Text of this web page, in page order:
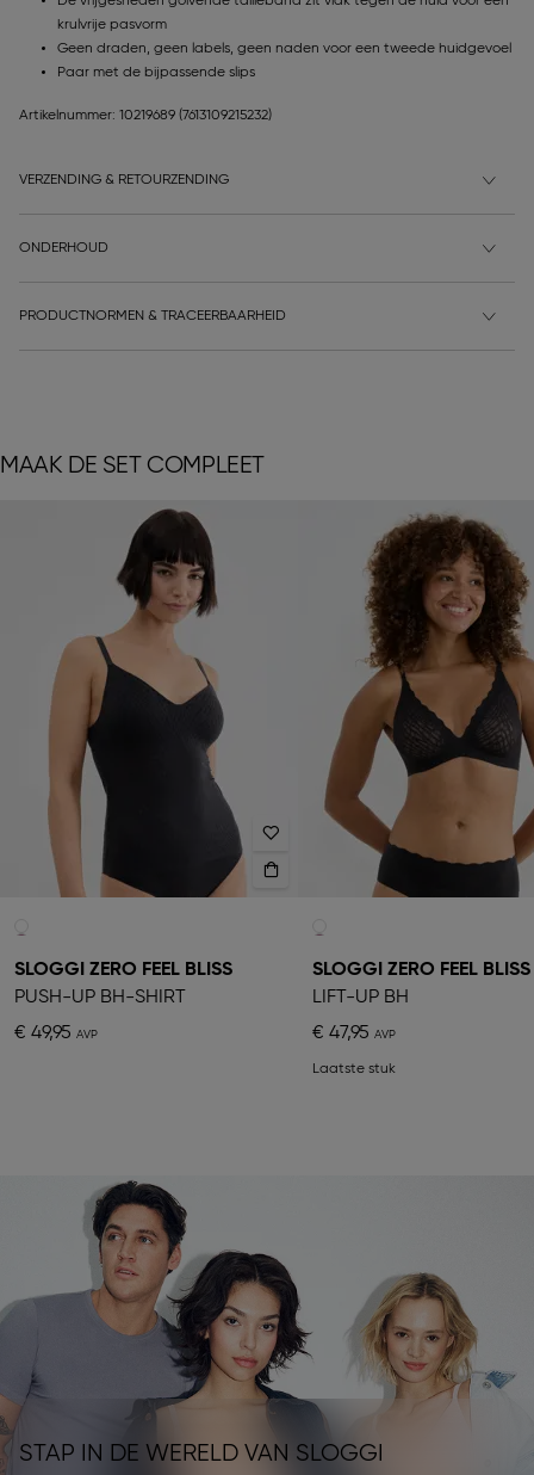
krulvrije pasvorm
Geen draden, geen labels, geen naden voor een tweede huidgevoel
Paar met de bijpassende slips
Artikelnummer: 10219689 (7613109215232)
VERZENDING & RETOURZENDING
ONDERHOUD
PRODUCTNORMEN & TRACEERBAARHEID
MAAK DE SET COMPLEET
SLOGGI ZERO FEEL BLISS
PUSH-UP BH-SHIRT
€ 49,95
SLOGGI ZERO FEEL BLISS
LIFT-UP BH
€ 47,95
Laatste stuk
STAP IN DE WERELD VAN SLOGGI